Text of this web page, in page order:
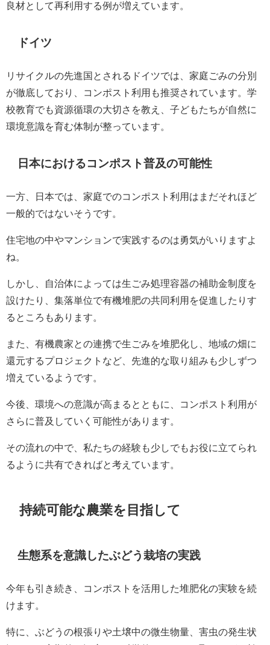
良材として再利用する例が増えています。
ドイツ
リサイクルの先進国とされるドイツでは、家庭ごみの分別
が徹底しており、コンポスト利用も推奨されています。学
校教育でも資源循環の大切さを教え、子どもたちが自然に
環境意識を育む体制が整っています。
日本におけるコンポスト普及の可能性
一方、日本では、家庭でのコンポスト利用はまだそれほど
一般的ではないそうです。
住宅地の中やマンションで実践するのは勇気がいりますよ
ね。
しかし、自治体によっては生ごみ処理容器の補助金制度を
設けたり、集落単位で有機堆肥の共同利用を促進したりす
るところもあります。
また、有機農家との連携で生ごみを堆肥化し、地域の畑に
還元するプロジェクトなど、先進的な取り組みも少しずつ
増えているようです。
今後、環境への意識が高まるとともに、コンポスト利用が
さらに普及していく可能性があります。
その流れの中で、私たちの経験も少しでもお役に立てられ
るように共有できればと考えています。
持続可能な農業を目指して
生態系を意識したぶどう栽培の実践
今年も引き続き、コンポストを活用した堆肥化の実験を続
けます。
特に、ぶどうの根張りや土壌中の微生物量、害虫の発生状